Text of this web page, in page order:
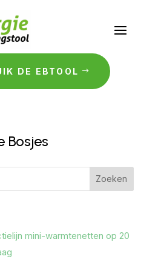
DE EBTOOL
Bosjes
Zoeken
mini-warmtenetten op 20